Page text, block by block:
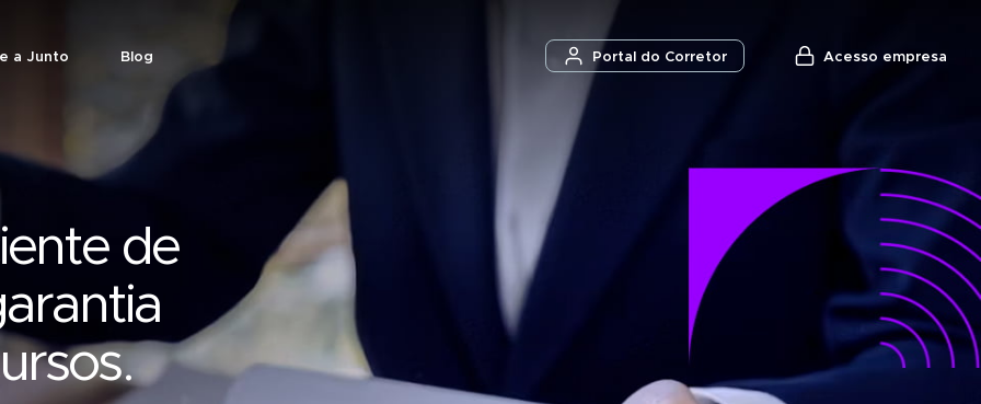
a Junto Blog Portal do Corretor Acesso empresa
sem bloquear recursos.
de